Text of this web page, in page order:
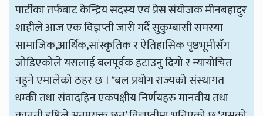
पार्टीका तर्फबाट केन्द्रिय सदस्य एवं प्रेस संयोजक मीनबहादुर
शाहीले आज एक विज्ञप्ती जारी गर्दै सुकुम्बासी समस्या
सामाजिक,आर्थिक,सांस्कृतिक र ऐतिहासिक पृष्ठभूमीसँग
जोडिएकोले यसलाई बलपूर्वक हटाउनु दिगो र न्यायोचित
नहुने एमालेको ठहर छ । ‘बल प्रयोग राज्यको संस्थागत
धम्की तथा संवादहिन एकपक्षीय निर्णयहरु मानवीय तथा